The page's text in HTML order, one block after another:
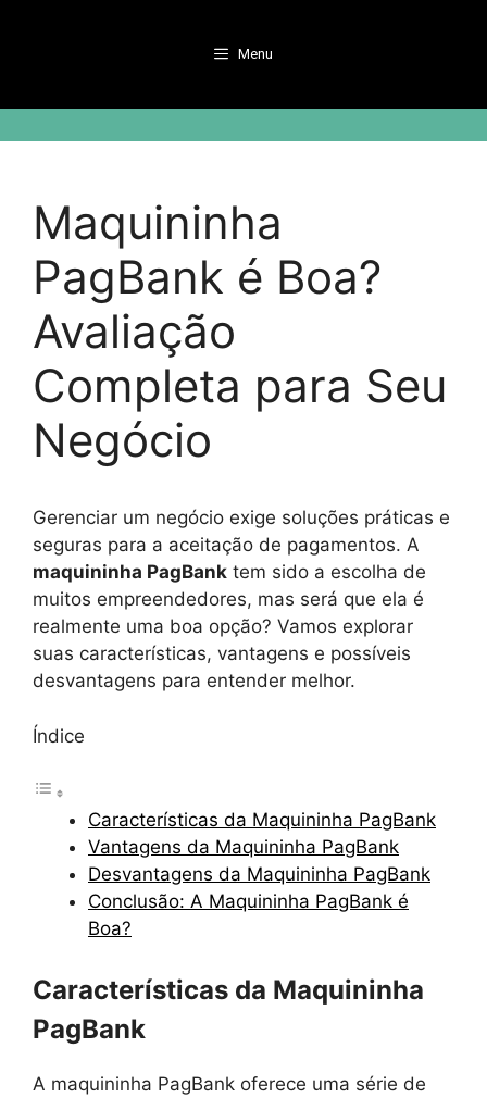
Menu
Maquininha
PagBank é Boa?
Avaliação
Completa para Seu
Negócio
Gerenciar um negócio exige soluções práticas e
seguras para a aceitação de pagamentos. A
maquininha PagBank tem sido a escolha de
muitos empreendedores, mas será que ela é
realmente uma boa opção? Vamos explorar
suas características, vantagens e possíveis
desvantagens para entender melhor.
Índice
Características da Maquininha PagBank
Vantagens da Maquininha PagBank
Desvantagens da Maquininha PagBank
Conclusão: A Maquininha PagBank é
Boa?
Características da Maquininha
PagBank
A maquininha PagBank oferece uma série de